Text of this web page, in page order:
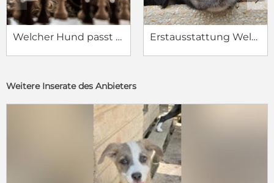
Welcher Hund passt zu mir? Erstausstattung Welpe
Weitere Inserate des Anbieters